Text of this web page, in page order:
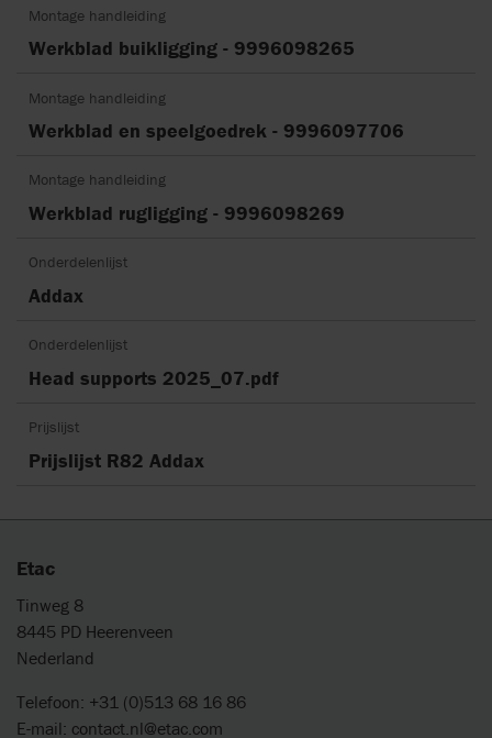
Montage handleiding
Werkblad buikligging - 9996098265
Montage handleiding
Werkblad en speelgoedrek - 9996097706
Montage handleiding
Werkblad rugligging - 9996098269
Onderdelenlijst
Addax
Onderdelenlijst
Head supports 2025_07.pdf
Prijslijst
Prijslijst R82 Addax
Etac
Tinweg 8
8445 PD Heerenveen
Nederland
Telefoon: +31 (0)513 68 16 86
E-mail: contact.nl@etac.com